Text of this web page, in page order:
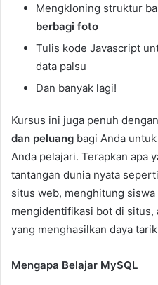
Mengkloning struktur
berbagi foto
Tulis kode Javascript
data palsu
Dan banyak lagi!
Kursus ini juga penuh dengan
dan peluang bagi Anda
Anda pelajari. Terapkan apa
tantangan dunia nyata
situs web, menghitung siswa
mengidentifikasi bot di situs,
yang menghasilkan daya
Mengapa Belajar MySQL